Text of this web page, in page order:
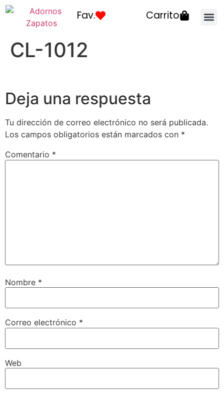
Fav. Carrito
CL-1012
Deja una respuesta
Tu dirección de correo electrónico no será publicada.
Los campos obligatorios están marcados con *
Comentario *
Nombre *
Correo electrónico *
Web